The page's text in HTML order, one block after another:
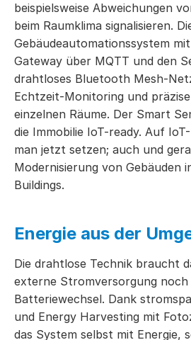
beispielsweise Abweichungen
beim Raumklima signalisieren.
Gebäudeautomationssystem
Gateway über MQTT und den
drahtloses Bluetooth Mesh-
Echtzeit-Monitoring und
einzelnen Räume. Der Smart
die Immobilie IoT-ready. Auf
man jetzt setzen; auch und
Modernisierung von Gebäuden
Buildings.
Energie aus der
Die drahtlose Technik braucht
externe Stromversorgung noch
Batteriewechsel. Dank
und Energy Harvesting mit
das System selbst mit Energie,